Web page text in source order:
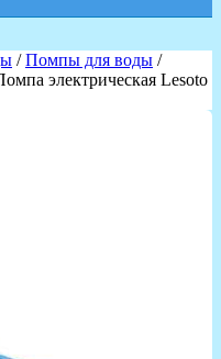
/Помпы для воды /
электрическая Lesoto